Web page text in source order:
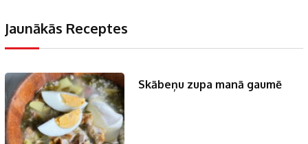
Jaunākās Receptes
Skābeņu zupa manā gaumē